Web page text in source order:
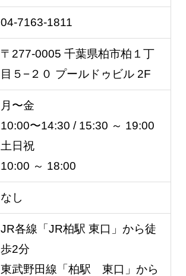
04-7163-1811
〒277-0005 千葉県柏市柏１丁
目５−２０ プールドゥビル 2F
月〜金
10:00〜14:30 / 15:30 ～ 19:00
土日祝
10:00 ～ 18:00
なし
JR各線「JR柏駅 東口」から徒
歩2分
東武野田線「柏駅 東口」から